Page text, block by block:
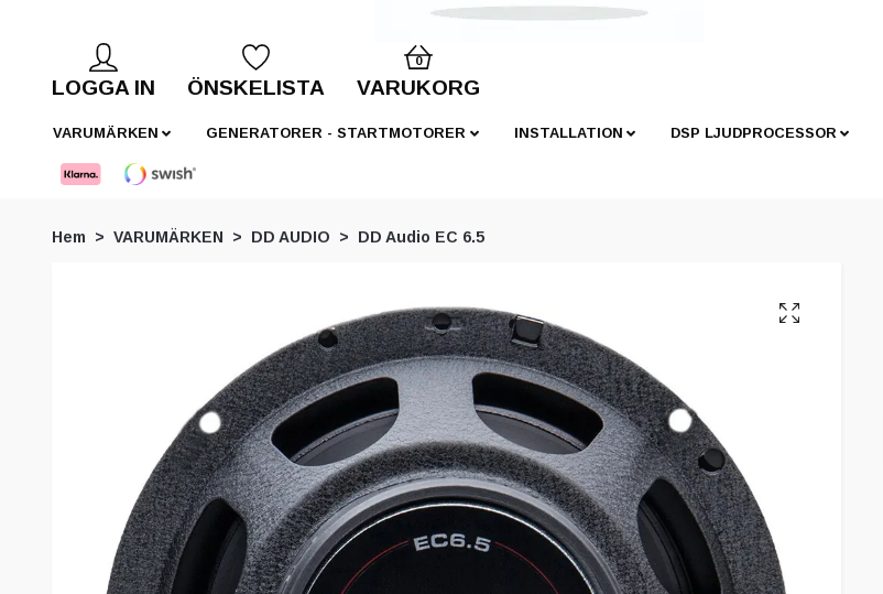
LOGGA IN ÖNSKELISTA
0
VARUKORG
VARUMÄRKEN GENERATORER - STARTMOTORER INSTALLATION DSP LJUDPROCESSOR
Hem VARUMÄRKEN DD AUDIO DD Audio EC 6.5